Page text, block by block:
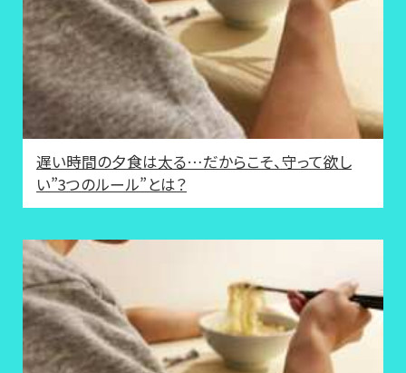
遅い時間の夕食は太る…だからこそ、守って欲し
い”3つのルール”とは？